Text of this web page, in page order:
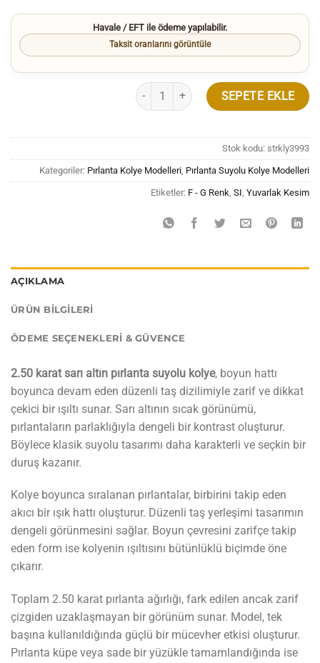
Havale / EFT ile ödeme yapılabilir.
Taksit oranlarını görüntüle
2.50 Karat Pırlanta Su Yolu Kolye Sarı
SEPETE EKLE
Stok kodu: strkly3993
Kategoriler: Pırlanta Kolye Modelleri Pırlanta Suyolu Kolye Modelleri
Etiketler: F - G Renk SI Yuvarlak Kesim
AÇIKLAMA
ÜRÜN BILGILERI
ÖDEME SEÇENEKLERI & GÜVENCE
2.50 karat sarı altın pırlanta suyolu kolye, boyun hattı
boyunca devam eden düzenli taş dizilimiyle zarif ve dikkat
çekici bir ışıltı sunar. Sarı altının sıcak görünümü,
pırlantaların parlaklığıyla dengeli bir kontrast oluşturur.
Böylece klasik suyolu tasarımı daha karakterli ve seçkin bir
duruş kazanır.
Kolye boyunca sıralanan pırlantalar, birbirini takip eden
akıcı bir ışık hattı oluşturur. Düzenli taş yerleşimi tasarımın
dengeli görünmesini sağlar. Boyun çevresini zarifçe takip
eden form ise kolyenin ışıltısını bütünlüklü biçimde öne
çıkarır.
Toplam 2.50 karat pırlanta ağırlığı, fark edilen ancak zarif
çizgiden uzaklaşmayan bir görünüm sunar. Model, tek
başına kullanıldığında güçlü bir mücevher etkisi oluşturur.
Pırlanta küpe veya sade bir yüzükle tamamlandığında ise